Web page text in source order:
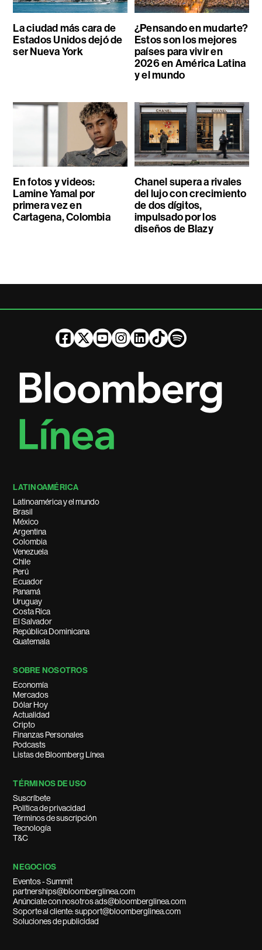
La ciudad más cara de
Estados Unidos dejó de
ser Nueva York
¿Pensando en mudarte?
Estos son los mejores
países para vivir en
2026 en América Latina
y el mundo
En fotos y videos:
Lamine Yamal por
primera vez en
Cartagena, Colombia
Chanel supera a rivales
del lujo con crecimiento
de dos dígitos,
impulsado por los
diseños de Blazy
LATINOAMÉRICA
Latinoamérica y el mundo
Brasil
México
Argentina
Colombia
Venezuela
Chile
Perú
Ecuador
Panamá
Uruguay
Costa Rica
El Salvador
República Dominicana
Guatemala
SOBRE NOSOTROS
Economía
Mercados
Dólar Hoy
Actualidad
Cripto
Finanzas Personales
Podcasts
Listas de Bloomberg Línea
TÉRMINOS DE USO
Suscríbete
Política de privacidad
Términos de suscripción
Tecnología
T&C
NEGOCIOS
Eventos - Summit
partnerships@bloomberglinea.com
Anúnciate con nosotros ads@bloomberglinea.com
Soporte al cliente: support@bloomberglinea.com
Soluciones de publicidad